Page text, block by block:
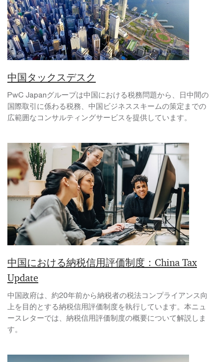
中国タックスデスク
PwC Japanグループは中国における税務問題から、日中間の
国際取引に係わる税務、中国ビジネススキームの策定までの
広範囲なコンサルティングサービスを提供しています。
中国における納税信用評価制度：China Tax
Update
中国政府は、約20年前から納税者の税法コンプライアンス向
上を目的とする納税信用評価制度を執行しています。本ニュ
ースレターでは、納税信用評価制度の概要について解説しま
す。